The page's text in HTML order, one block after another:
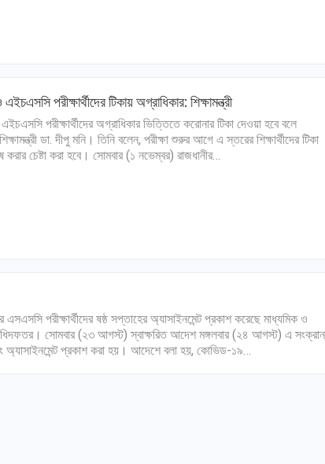
পরীক্ষার্থীদের টিকায় অগ্রাধিকার: শিক্ষামন্ত্রী
পরীক্ষার্থীদের অগ্রাধিকার ভিত্তিতে করোনার টিকা দেওয়া হবে বলে
ডা. দীপু মনি। তিনি বলেন, পরীক্ষা শুরুর আগে এ স্তরের শিক্ষার্থীদের টিকা
করার চেষ্টা করা হবে। সোমবার (১ নভেম্বর) রাজধানীর…
পরীক্ষার্থীদের ষষ্ঠ সপ্তাহের অ্যাসাইনমেন্ট প্রকাশ করেছে মাধ্যমিক ও
সোমবার (২৩ আগস্ট) স্বাক্ষরিত আদেশ মঙ্গলবার (২৪ আগস্ট) এ
অ্যাসাইনমেন্ট প্রকাশ করা হয়। আদেশে বলা হয়, কোভিড-১৯…